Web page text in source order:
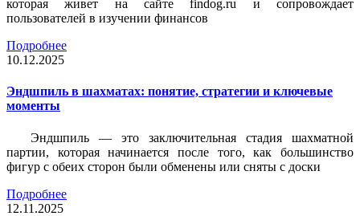
которая живет на сайте findog.ru и сопровождает
пользователей в изучении финансов
Подробнее
10.12.2025
Эндшпиль в шахматах: понятие, стратегии и ключевые
моменты
Эндшпиль — это заключительная стадия шахматной
партии, которая начинается после того, как большинство
фигур с обеих сторон были обменены или сняты с доски
Подробнее
12.11.2025